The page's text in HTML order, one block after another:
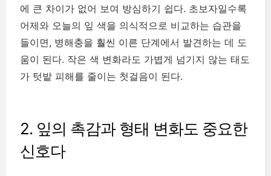
에 큰 차이가 없어 보여 방심하기 쉽다. 초보자일수록
어제와 오늘의 잎 색을 의식적으로 비교하는 습관을
들이면, 병해충을 훨씬 이른 단계에서 발견하는 데 도
움이 된다. 작은 색 변화라도 가볍게 넘기지 않는 태도
가 텃밭 피해를 줄이는 첫걸음이 된다.
2. 잎의 촉감과 형태 변화도 중요한
신호다